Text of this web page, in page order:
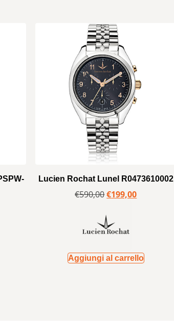
Lucien Rochat Lunel R0473610002
€590,00€199,00
Aggiungi al carrello